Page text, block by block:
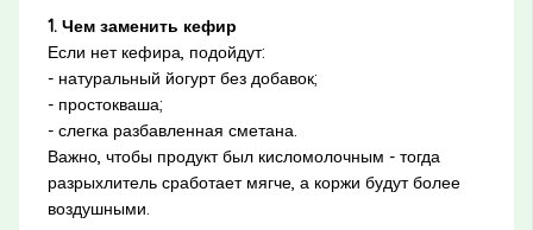
1. Чем заменить кефир
Если нет кефира, подойдут:
- натуральный йогурт без добавок;
- простокваша;
- слегка разбавленная сметана.
Важно, чтобы продукт был кисломолочным - тогда
разрыхлитель сработает мягче, а коржи будут более
воздушными.